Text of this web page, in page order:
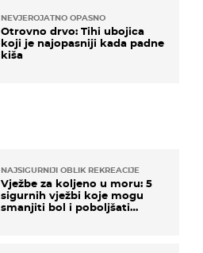
NAJSIGURNIJI OBLIK REKREACIJE
Vježbe za koljeno u moru: 5
sigurnih vježbi koje mogu
smanjiti bol i poboljšati
NEVJEROJATNO OPASNO
Otrovno drvo: Tihi ubojica
koji je najopasniji kada padne
kiša